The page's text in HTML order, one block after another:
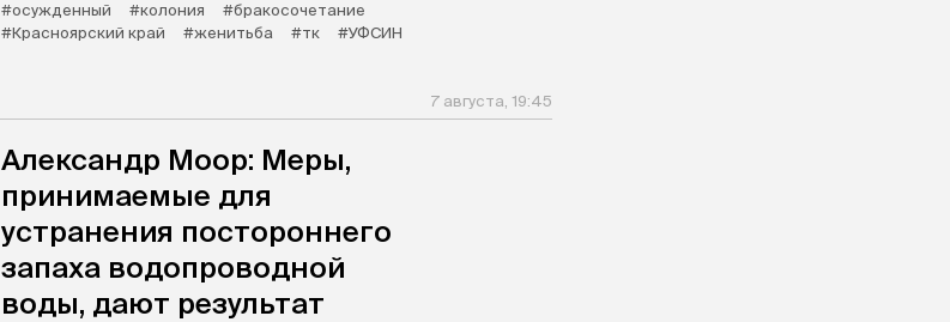
#осужденный #колония
#бракосочетание
#Красноярский край
#женитьба #тк #УФСИН
7 августа, 19:45
Александр Моор: Меры,
принимаемые для
устранения постороннего
запаха водопроводной
воды, дают результат